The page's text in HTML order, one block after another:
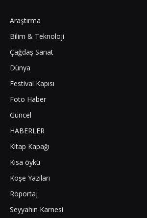
Araştırma
Bilim & Teknoloji
Çağdaş Sanat
Dünya
Festival Kapısı
Foto Haber
Güncel
HABERLER
Kitap Kapağı
Kısa öykü
Köşe Yazıları
Röportaj
Seyyahın Karnesi